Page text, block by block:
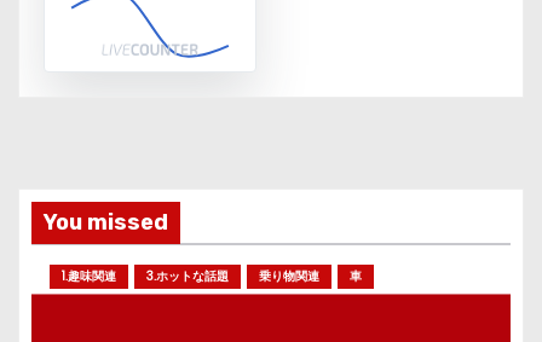
You missed
1.趣味関連 3.ホットな話題 乗り物関連 車